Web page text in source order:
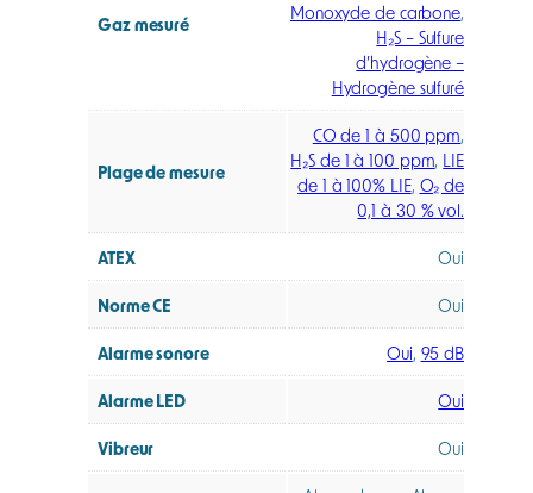
Gaz mesuré
Monoxyde de carbone,
H₂S – Sulfure
d’hydrogène –
Hydrogène sulfuré
Plage de mesure
CO de 1 à 500 ppm,
H₂S de 1 à 100 ppm, LIE
de 1 à 100% LIE, O₂ de
0,1 à 30 % vol.
ATEX Oui
Norme CE Oui
Alarme sonore Oui, 95 dB
Alarme LED Oui
Vibreur Oui